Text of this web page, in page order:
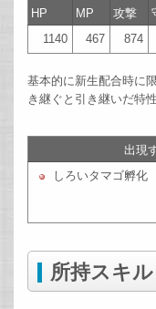
HP
MP 攻撃
1140
467 874
基本的に新生配合時に
き継ぐと引き継いだ特
出現
しろいタマゴ孵化
所持スキル